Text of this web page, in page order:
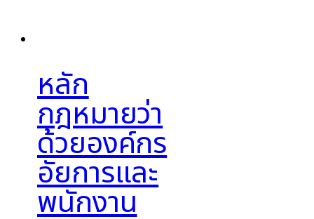
หลัก
กฎหมายว่า
ด้วยองค์กร
อัยการและ
พนักงาน